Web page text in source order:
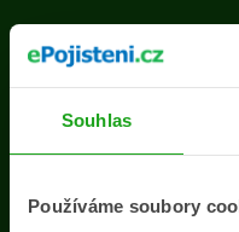
Souhlas
Používáme soubory
Na